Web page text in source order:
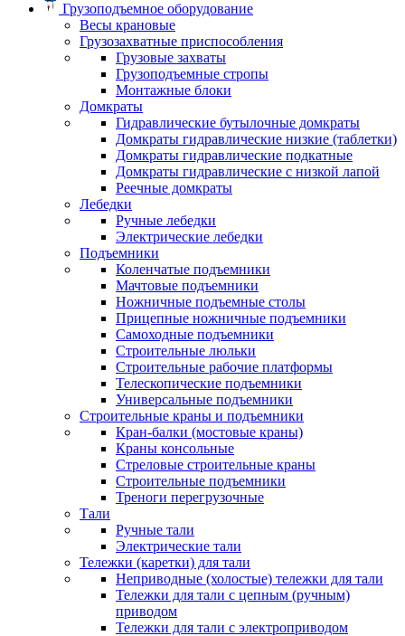
Грузоподъемное оборудование
Весы крановые
Грузозахватные приспособления
Грузовые захваты
Грузоподъемные стропы
Монтажные блоки
Домкраты
Гидравлические бутылочные домкраты
Домкраты гидравлические низкие (таблетки)
Домкраты гидравлические подкатные
Домкраты гидравлические с низкой лапой
Реечные домкраты
Лебедки
Ручные лебедки
Электрические лебедки
Подъемники
Коленчатые подъемники
Мачтовые подъемники
Ножничные подъемные столы
Прицепные ножничные подъемники
Самоходные подъемники
Строительные люльки
Строительные рабочие платформы
Телескопические подъемники
Универсальные подъемники
Строительные краны и подъемники
Кран-балки (мостовые краны)
Краны консольные
Стреловые строительные краны
Строительные подъемники
Треноги перегрузочные
Тали
Ручные тали
Электрические тали
Тележки (каретки) для тали
Неприводные (холостые) тележки для тали
Тележки для тали с цепным (ручным)
приводом
Тележки для тали с электроприводом